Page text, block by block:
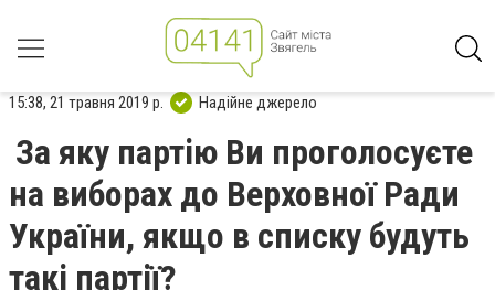
15:38, 21 травня 2019 р. Надійне джерело
За яку партію Ви проголосуєте
на виборах до Верховної Ради
України, якщо в списку будуть
такі партії?